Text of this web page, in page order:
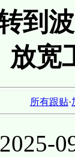
到
放宽
所有跟贴·